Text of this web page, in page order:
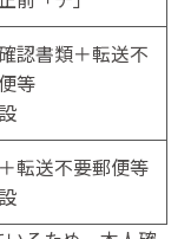
認書類＋転送不
等
転送不要郵便等